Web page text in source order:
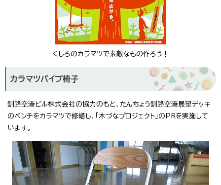
くしろのカラマツで素敵なもの作ろう！
カラマツパイプ椅子
釧路空港ビル株式会社の協力のもと、たんちょう釧路空港展望デッキ
のベンチをカラマツで修繕し、「木づなプロジェクト」のPRを実施して
います。